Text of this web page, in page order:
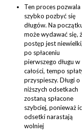
Ten proces pozwala
szybko pozbyć się
długów. Na
może wydawać się,
postęp jest
po spłaceniu
pierwszego długu w
całości, tempo
przyspieszy. Długi o
niższych odsetkach
zostaną spłacone
szybciej, ponieważ
odsetki narastają
wolniej